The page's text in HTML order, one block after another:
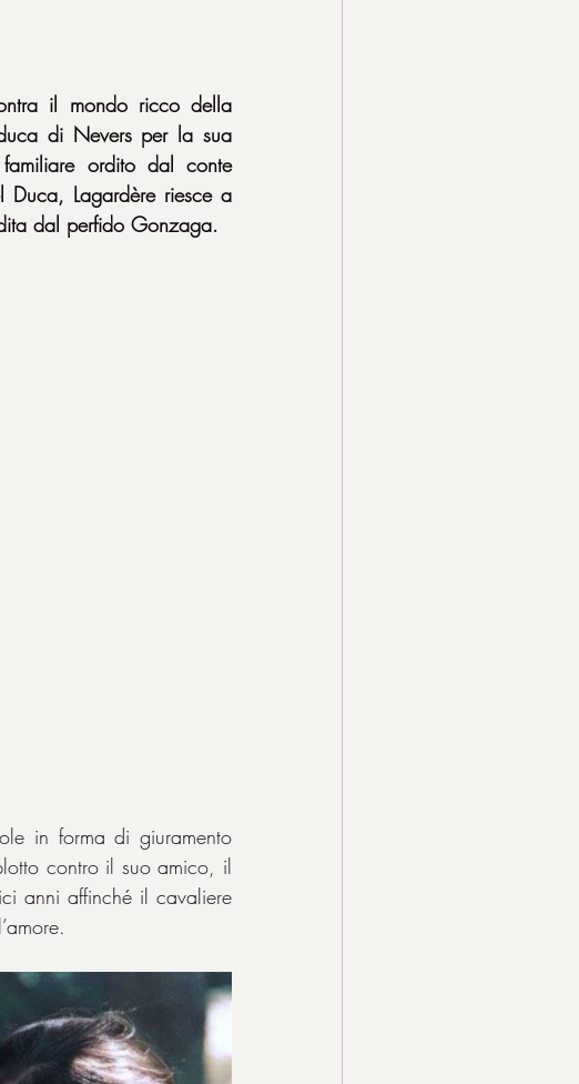
il mondo ricco della
di Nevers per la sua
ordito dal conte
Lagardère riesce a
dal perfido Gonzaga.
in forma di giuramento
contro il suo amico, il
anni affinché il cavaliere